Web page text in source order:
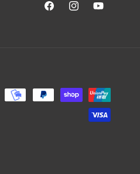
FacebookInstagramYouTube